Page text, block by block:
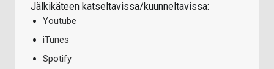
Jälkikäteen katseltavissa/kuunneltavissa:
Youtube
iTunes
Spotify